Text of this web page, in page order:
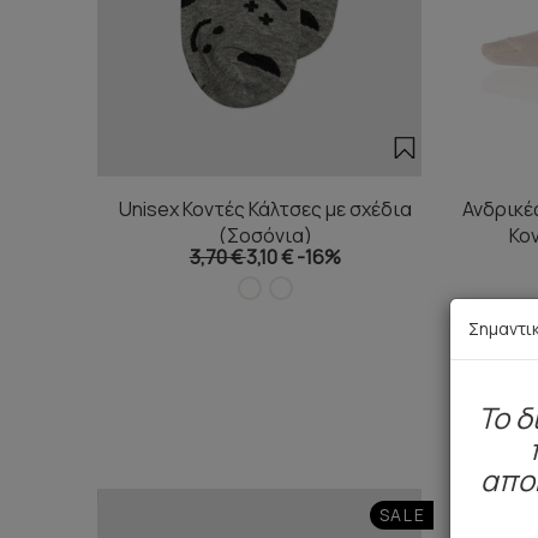
Unisex Κοντές Κάλτσες με σχέδια
(Σοσόνια)
3,70 €3,10 €-16%
SALE
To